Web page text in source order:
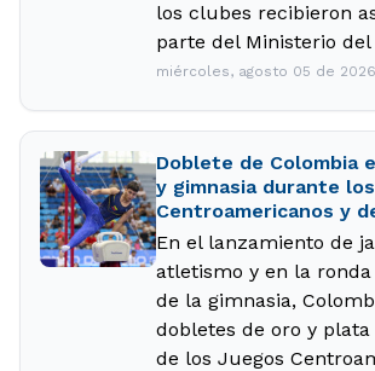
los clubes recibieron
parte del Ministerio del
miércoles, agosto 05 de 2026
Doblete de Colombia
y gimnasia durante los
Centroamericanos y
En el lanzamiento de
atletismo y en la
de la gimnasia,
dobletes de oro y
de los Juegos